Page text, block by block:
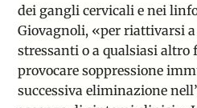
dei gangli cervicali e nei
Giovagnoli, «per riattivarsi
stressanti o a qualsiasi altro
provocare soppressione
successiva eliminazione